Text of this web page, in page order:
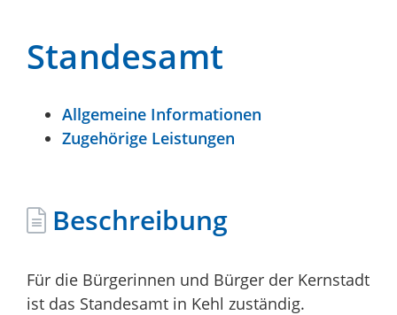
Standesamt
Allgemeine Informationen
Zugehörige Leistungen
Beschreibung
Für die Bürgerinnen und Bürger der Kernstadt
ist das Standesamt in Kehl zuständig.